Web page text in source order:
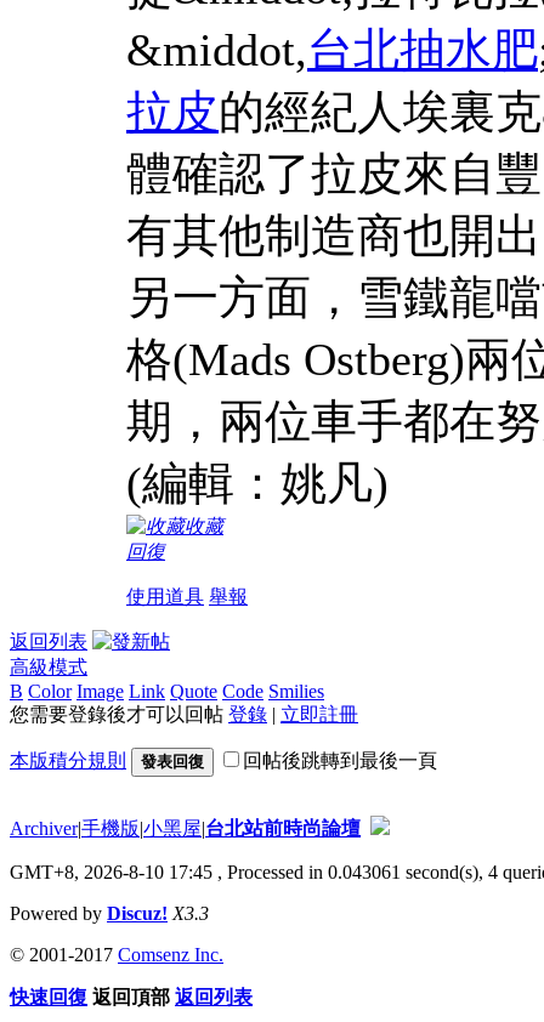
&middot,台北抽水肥
拉皮的經紀人埃裏
體確認了拉皮來自
有其他制造商也開
另一方面，雪鐵龍
格(Mads Ostberg)
期，兩位車手都在
(編輯：姚凡)
收藏
回復
使用道具 舉報
返回列表
高級模式
B Color Image Link Quote Code Smilies
您需要登錄後才可以回帖 登錄 | 立即註冊
本版積分規則 發表回復 回帖後跳轉到最後一頁
Archiver|手機版|小黑屋|台北站前時尚論壇
GMT+8, 2026-8-10 17:45 , Processed in 0.043061 second(s), 4
Powered by Discuz! X3.3
© 2001-2017 Comsenz Inc.
快速回復 返回頂部 返回列表